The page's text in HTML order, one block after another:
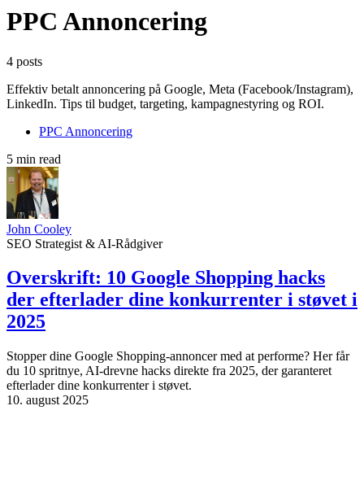
PPC Annoncering
4 posts
Effektiv betalt annoncering på Google, Meta (Facebook/Instagram),
LinkedIn. Tips til budget, targeting, kampagnestyring og ROI.
PPC Annoncering
5 min read
John Cooley
SEO Strategist & AI-Rådgiver
Overskrift: 10 Google Shopping hacks
der efterlader dine konkurrenter i støvet i
2025
Stopper dine Google Shopping-annoncer med at performe? Her får
du 10 spritnye, AI-drevne hacks direkte fra 2025, der garanteret
efterlader dine konkurrenter i støvet.
10. august 2025